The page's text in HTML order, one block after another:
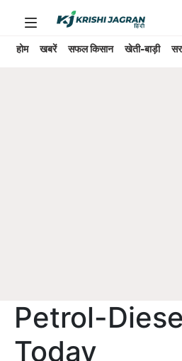
होम खबरें सफल किसान खेती-बाड़ी
Petrol-
Today